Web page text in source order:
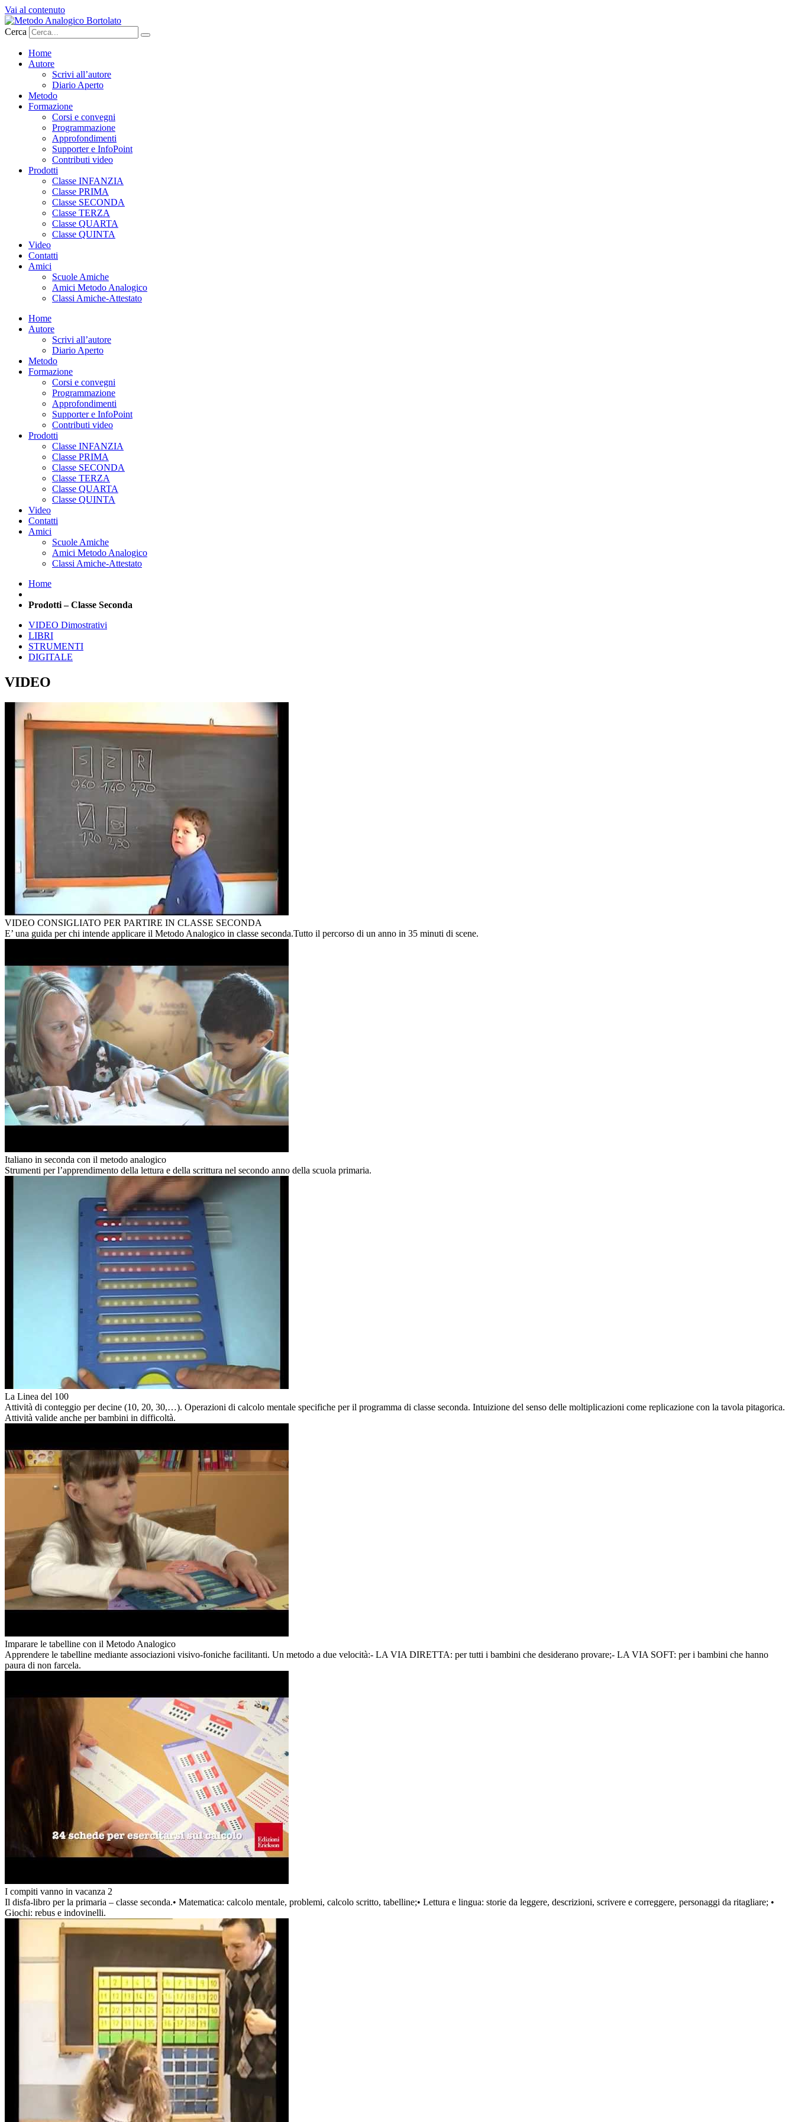
Vai al contenuto
Cerca
Home
Autore
Scrivi all’autore
Diario Aperto
Metodo
Formazione
Corsi e convegni
Programmazione
Approfondimenti
Supporter e InfoPoint
Contributi video
Prodotti
Classe INFANZIA
Classe PRIMA
Classe SECONDA
Classe TERZA
Classe QUARTA
Classe QUINTA
Video
Contatti
Amici
Scuole Amiche
Amici Metodo Analogico
Classi Amiche-Attestato
Home
Autore
Scrivi all’autore
Diario Aperto
Metodo
Formazione
Corsi e convegni
Programmazione
Approfondimenti
Supporter e InfoPoint
Contributi video
Prodotti
Classe INFANZIA
Classe PRIMA
Classe SECONDA
Classe TERZA
Classe QUARTA
Classe QUINTA
Video
Contatti
Amici
Scuole Amiche
Amici Metodo Analogico
Classi Amiche-Attestato
Home
Prodotti – Classe Seconda
VIDEO Dimostrativi
LIBRI
STRUMENTI
DIGITALE
VIDEO
VIDEO CONSIGLIATO PER PARTIRE IN CLASSE SECONDA
E’ una guida per chi intende applicare il Metodo Analogico in classe seconda.Tutto il percorso di un anno in 35 minuti di scene.
Italiano in seconda con il metodo analogico
Strumenti per l’apprendimento della lettura e della scrittura nel secondo anno della scuola primaria.
La Linea del 100
Attività di conteggio per decine (10, 20, 30,…). Operazioni di calcolo mentale specifiche per il programma di classe seconda. Intuizione del senso delle moltiplicazioni come replicazione con la tavola pitagorica.
Attività valide anche per bambini in difficoltà.
Imparare le tabelline con il Metodo Analogico
Apprendere le tabelline mediante associazioni visivo-foniche facilitanti. Un metodo a due velocità:- LA VIA DIRETTA: per tutti i bambini che desiderano provare;- LA VIA SOFT: per i bambini che hanno
paura di non farcela.
I compiti vanno in vacanza 2
Il disfa-libro per la primaria – classe seconda.• Matematica: calcolo mentale, problemi, calcolo scritto, tabelline;• Lettura e lingua: storie da leggere, descrizioni, scrivere e correggere, personaggi da ritagliare; •
Giochi: rebus e indovinelli.